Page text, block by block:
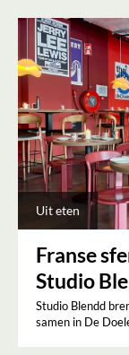
Uit eten
Franse
Studio
Studio Blendd
samen in De